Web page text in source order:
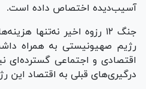
آسیب‌دیده اختصاص داده است.
جنگ ۱۲ رزوه اخیر نه‌تنها
رژیم صهیونیستی به همراه
اقتصادی و اجتماعی گسترده‌ای
درگیری‌های قبلی به اقتصاد این